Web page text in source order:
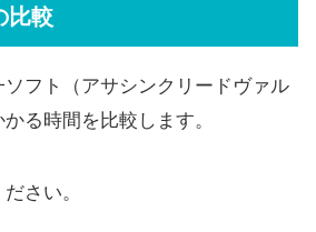
比較
フト（アサシンクリードヴァル
る時間を比較します。
さい。